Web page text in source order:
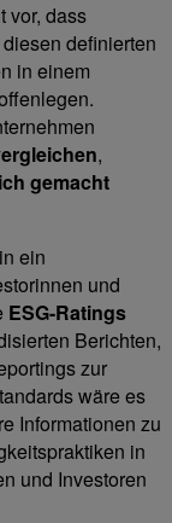
vor, dass
definierten
in einem
,
gemacht
ein
und
ESG-Ratings
Berichten,
zur
wäre es
Informationen zu
in
und Investoren